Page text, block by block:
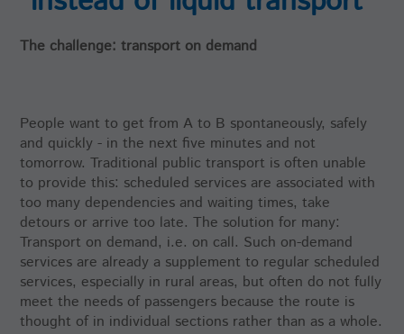
The challenge: transport on demand
People want to get from A to B spontaneously, safely
and quickly - in the next five minutes and not
tomorrow. Traditional public transport is often unable
to provide this: scheduled services are associated with
too many dependencies and waiting times, take
detours or arrive too late. The solution for many:
Transport on demand, i.e. on call. Such on-demand
services are already a supplement to regular scheduled
services, especially in rural areas, but often do not fully
meet the needs of passengers because the route is
thought of in individual sections rather than as a whole.
Name _pk_ses, _pk_cvar, _pk_hsr
Anbieter highQ
Laufzeit 30 Minuten
Zweck
Kurzlebige Cookies, die Daten für den
Besuch temporär speichern
Zweck
Enthält eine zufallsgenerierte User-ID und
Anhand dieser ID kann Facebook
_GRECAPTCHA
Anbieter Google reCaptcha
Zweck to provide spam protection.
Cookie-Informationen anzeigen